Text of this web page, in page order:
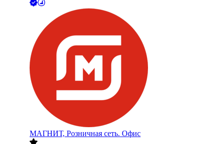
МАГНИТ, Розничная сеть. Офис